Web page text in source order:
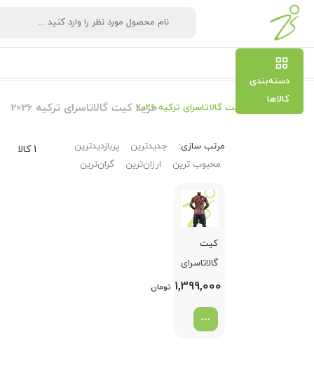
دسته‌بندی
کالاها
خرید کیت گالاتاسرای ترکیه 2026خرید کیت گالاتاسرای ترکیه 2026
1 کالا مرتب‌ سازی: جدیدترین
پربازدیدترین
محبوب ترین
ارزان‌ترین گران‌ترین
کیت
گالاتاسرای
ترکیه
1,399,000 تومان